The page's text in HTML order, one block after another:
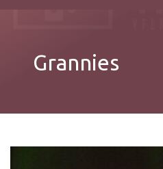
Grannies